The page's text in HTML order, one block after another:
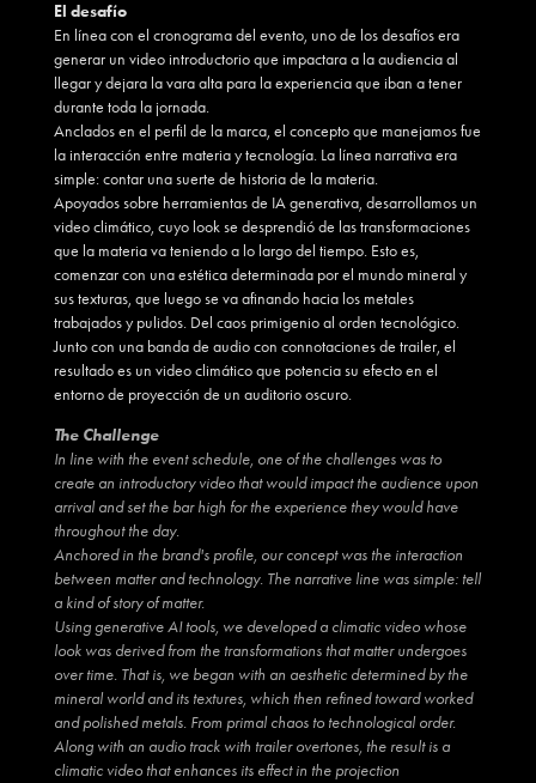
El desafío
En línea con el cronograma del evento, uno de los desafíos era
generar un video introductorio que impactara a la audiencia al
llegar y dejara la vara alta para la experiencia que iban a tener
durante toda la jornada.
Anclados en el perfil de la marca, el concepto que manejamos fue
la interacción entre materia y tecnología. La línea narrativa era
simple: contar una suerte de historia de la materia.
Apoyados sobre herramientas de IA generativa, desarrollamos un
video climático, cuyo look se desprendió de las transformaciones
que la materia va teniendo a lo largo del tiempo. Esto es,
comenzar con una estética determinada por el mundo mineral y
sus texturas, que luego se va afinando hacia los metales
trabajados y pulidos. Del caos primigenio al orden tecnológico.
Junto con una banda de audio con connotaciones de trailer, el
resultado es un video climático que potencia su efecto en el
entorno de proyección de un auditorio oscuro.
The Challenge
In line with the event schedule, one of the challenges was to
create an introductory video that would impact the audience upon
arrival and set the bar high for the experience they would have
throughout the day.
Anchored in the brand's profile, our concept was the interaction
between matter and technology. The narrative line was simple: tell
a kind of story of matter.
Using generative AI tools, we developed a climatic video whose
look was derived from the transformations that matter undergoes
over time. That is, we began with an aesthetic determined by the
mineral world and its textures, which then refined toward worked
and polished metals. From primal chaos to technological order.
Along with an audio track with trailer overtones, the result is a
climatic video that enhances its effect in the projection